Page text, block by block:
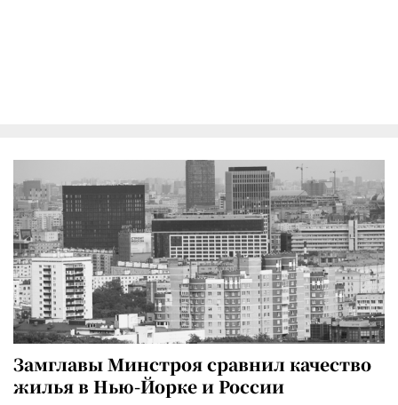
Замглавы Минстроя сравнил качество
жилья в Нью-Йорке и России